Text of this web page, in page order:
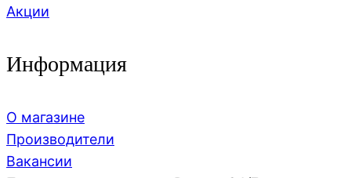
Акции
Информация
О магазине
Производители
Вакансии